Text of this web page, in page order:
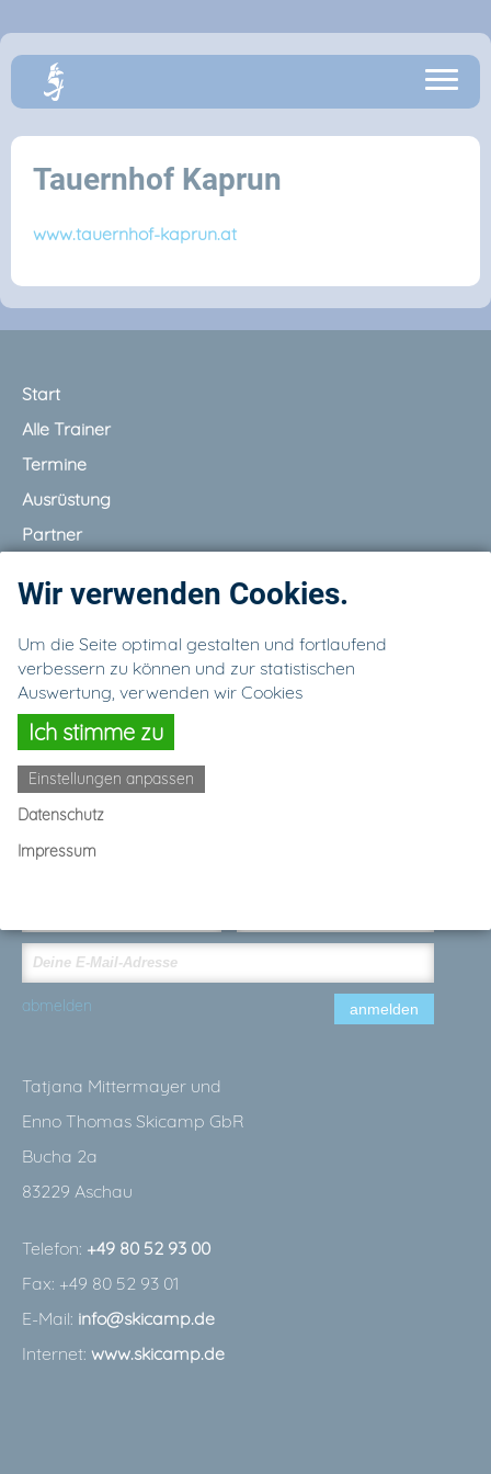
Tauernhof Kaprun
www.tauernhof-kaprun.at
Start
Alle Trainer
Termine
Ausrüstung
Partner
Kontakt
Impressum
Datenschutz
Newsletter
anmelden
abmelden
Tatjana Mittermayer und
Enno Thomas Skicamp GbR
Bucha 2a
83229 Aschau
Telefon: +49 80 52 93 00
Fax: +49 80 52 93 01
E-Mail: info@skicamp.de
Internet: www.skicamp.de
Wir verwenden Cookies.
Um die Seite optimal gestalten und fortlaufend
verbessern zu können und zur statistischen
Auswertung, verwenden wir Cookies
Ich stimme zu
Einstellungen anpassen
Datenschutz
Impressum